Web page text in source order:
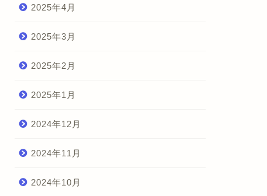
2025年4月
2025年3月
2025年2月
2025年1月
2024年12月
2024年11月
2024年10月